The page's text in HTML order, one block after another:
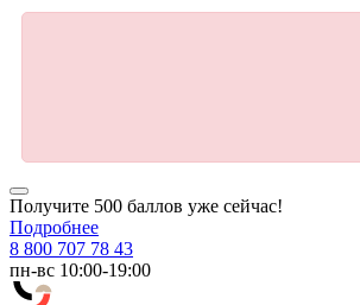
Получите 500 баллов уже сейчас!
Подробнее
8 800 707 78 43
пн-вс 10:00-19:00